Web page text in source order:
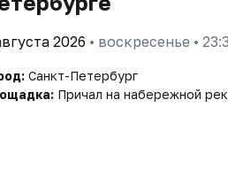
2026 • воскресенье •
Санкт-Петербург
Причал на набережной